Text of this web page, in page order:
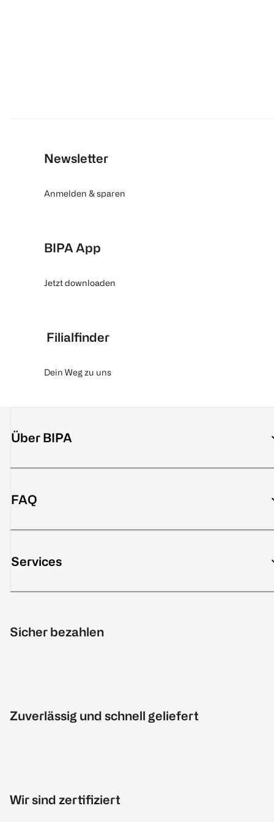
Newsletter
Anmelden & sparen
BIPA App
Jetzt downloaden
Filialfinder
Dein Weg zu uns
Über BIPA
FAQ
Services
Sicher bezahlen
Zuverlässig und schnell geliefert
Wir sind zertifiziert